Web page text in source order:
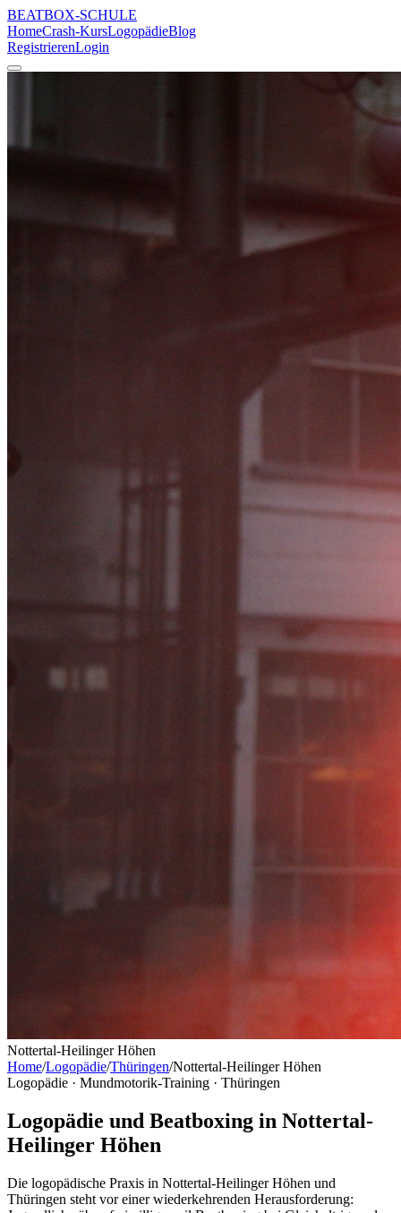
BEATBOX-SCHULE
HomeCrash-KursLogopädieBlog
RegistrierenLogin
Nottertal-Heilinger Höhen
Home/Logopädie/Thüringen/Nottertal-Heilinger Höhen
Logopädie · Mundmotorik-Training · Thüringen
Logopädie und Beatboxing in Nottertal-
Heilinger Höhen
Die logopädische Praxis in Nottertal-Heilinger Höhen und
Thüringen steht vor einer wiederkehrenden Herausforderung: